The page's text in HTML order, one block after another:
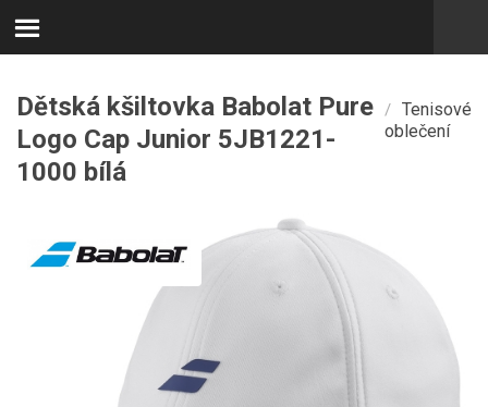
Dětská kšiltovka Babolat Pure
Logo Cap Junior 5JB1221-
1000 bílá
/ Tenisové
oblečení